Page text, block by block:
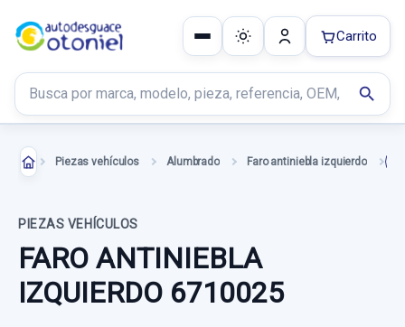
Buscar productos
search
Carrito
Piezas vehículos Alumbrado Faro antiniebla izquierdo
PIEZAS VEHÍCULOS
FARO ANTINIEBLA
IZQUIERDO 6710025